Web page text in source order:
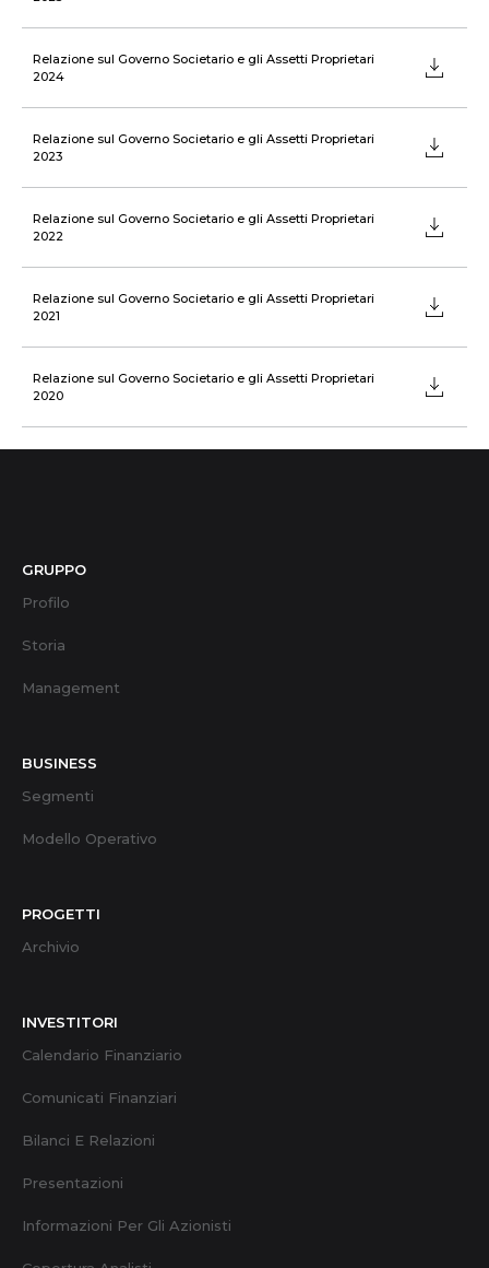
Relazione sul Governo Societario e gli Assetti Proprietari
2024
Relazione sul Governo Societario e gli Assetti Proprietari
2023
Relazione sul Governo Societario e gli Assetti Proprietari
2022
Relazione sul Governo Societario e gli Assetti Proprietari
2021
Relazione sul Governo Societario e gli Assetti Proprietari
2020
GRUPPO
Profilo
Storia
Management
BUSINESS
Segmenti
Modello Operativo
PROGETTI
Archivio
INVESTITORI
Calendario Finanziario
Comunicati Finanziari
Bilanci E Relazioni
Presentazioni
Informazioni Per Gli Azionisti